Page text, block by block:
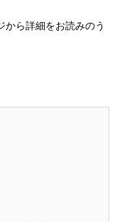
から詳細をお読みのう